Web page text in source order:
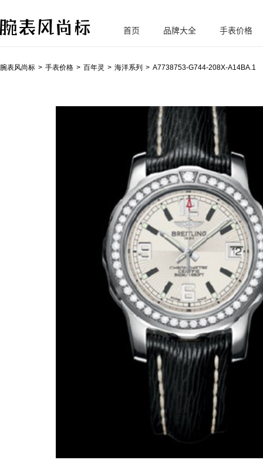
腕
首页 品牌大全 手表价格
腕表风尚标 手表价格 百年灵 海洋系列 A7738753-G744-208X-A14BA.1